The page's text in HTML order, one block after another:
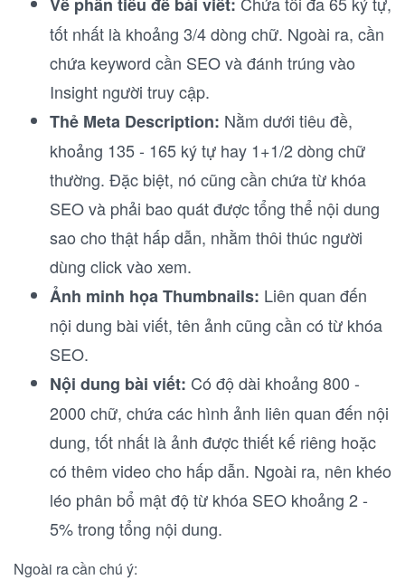
tốt nhất là khoảng 3/4 dòng chữ. Ngoài ra, cần
chứa keyword cần SEO và đánh trúng vào
Insight người truy cập.
Thẻ Meta Description: Nằm dưới tiêu đề,
khoảng 135 - 165 ký tự hay 1+1/2 dòng chữ
thường. Đặc biệt, nó cũng cần chứa từ khóa
SEO và phải bao quát được tổng thể nội dung
sao cho thật hấp dẫn, nhằm thôi thúc người
dùng click vào xem.
Ảnh minh họa Thumbnails: Liên quan đến
nội dung bài viết, tên ảnh cũng cần có từ khóa
SEO.
Nội dung bài viết: Có độ dài khoảng 800 -
2000 chữ, chứa các hình ảnh liên quan đến nội
dung, tốt nhất là ảnh được thiết kế riêng hoặc
có thêm video cho hấp dẫn. Ngoài ra, nên khéo
léo phân bổ mật độ từ khóa SEO khoảng 2 -
5% trong tổng nội dung.
Ngoài ra cần chú ý: